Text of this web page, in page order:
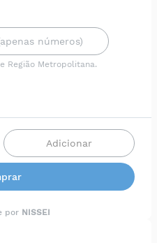
Região Metropolitana.
Adicionar
por NISSEI